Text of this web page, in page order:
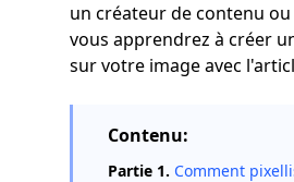
un créateur de contenu ou
vous apprendrez à créer
sur votre image avec
Contenu:
Partie 1. Comment